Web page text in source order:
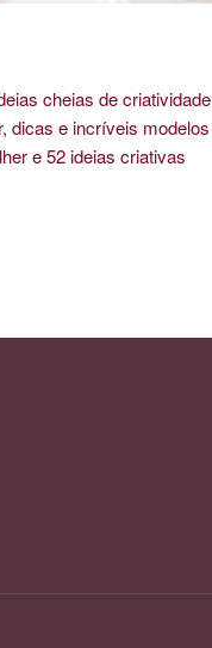
cheias de criatividade
dicas e incríveis modelos
e 52 ideias criativas